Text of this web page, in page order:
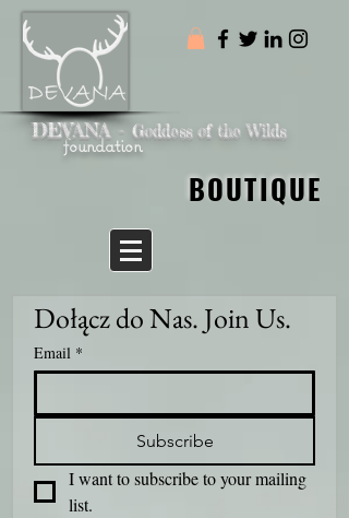
foundation
DEVANA - Goddess of the Wilds
BOUTIQUE
BOUTIQUE
Dołącz do Nas. Join Us.
Email *
Subscribe
I want to subscribe to your mailing
list.